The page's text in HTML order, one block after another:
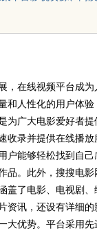
，在线视频平台成
和人性化的用户体
为广大电影爱好者
收录并提供在线播
户能够轻松找到自
品。此外，搜搜电
盖了电影、电视剧
资讯，还设有详细
大优势。平台采用
发体系全解